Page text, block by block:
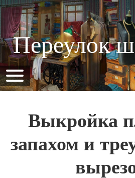
Переулок
Выкройка
запахом и